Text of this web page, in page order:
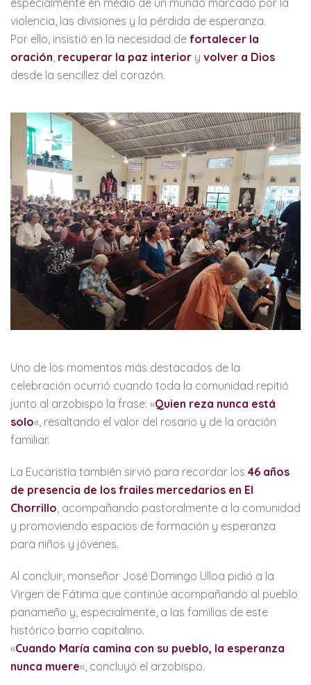
violencia, las divisiones y la pérdida de esperanza.
Por ello, insistió en la necesidad de fortalecer la
oración recuperar la paz interior y volver a Dios
desde la sencillez del corazón.
Uno de los momentos más destacados de la
celebración ocurrió cuando toda la comunidad repitió
junto al arzobispo la frase: «Quien reza nunca está
solo«, resaltando el valor del rosario y de la oración
familiar.
La Eucaristía también sirvió para recordar los 46 años
de presencia de los frailes mercedarios en El
Chorrillo , acompañando pastoralmente a la comunidad
y promoviendo espacios de formación y esperanza
para niños y jóvenes.
Al concluir, monseñor José Domingo Ulloa pidió a la
Virgen de Fátima que continúe acompañando al pueblo
panameño y, especialmente, a las familias de este
histórico barrio capitalino.
«Cuando María camina con su pueblo, la esperanza
nunca muere«, concluyó el arzobispo.